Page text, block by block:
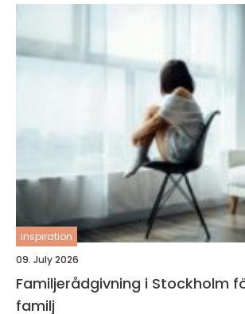
inspiration
09. July 2026
Familjerådgivning i Stockholm
familj